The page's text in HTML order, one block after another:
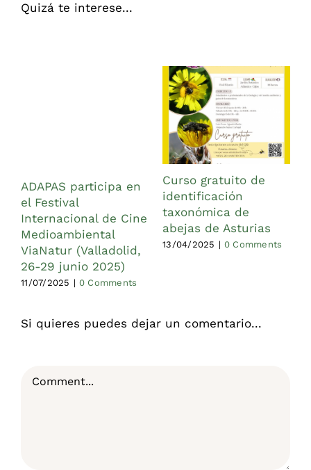
Quizá te interese...
ADAPAS participa en
el Festival
Internacional de Cine
Medioambiental
ViaNatur (Valladolid,
26-29 junio 2025)
11/07/2025 | 0 Comments
Curso gratuito de
identificación
taxonómica de
abejas de Asturias
13/04/2025 | 0 Comments
Si quieres puedes dejar un comentario...
Comment